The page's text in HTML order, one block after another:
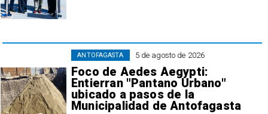
5 de agosto de 2026
Foco de Aedes Aegypti:
Entierran "Pantano Urbano"
ubicado a pasos de la
Municipalidad de Antofagasta
ANTOFAGASTA